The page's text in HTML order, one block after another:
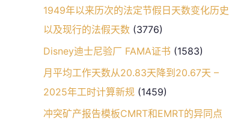
1949年以来历次的法定节假日天数变化历史
以及现行的法假天数 (3776)
Disney迪士尼验厂 FAMA证书 (1583)
月平均工作天数从20.83天降到20.67天 –
2025年工时计算新规 (1459)
冲突矿产报告模板CMRT和EMRT的异同点